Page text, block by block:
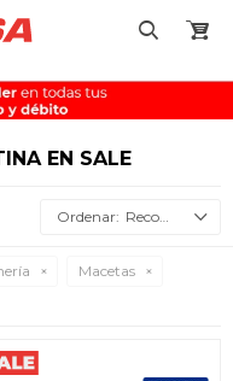
EN SALE
Recomendados
Macetas